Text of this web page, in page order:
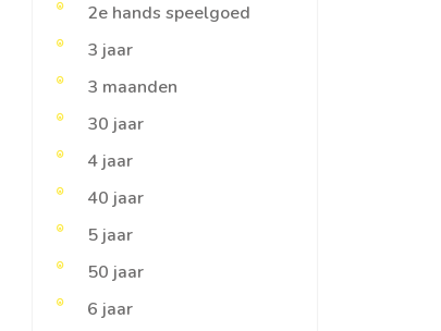
2e hands speelgoed
3 jaar
3 maanden
30 jaar
4 jaar
40 jaar
5 jaar
50 jaar
6 jaar